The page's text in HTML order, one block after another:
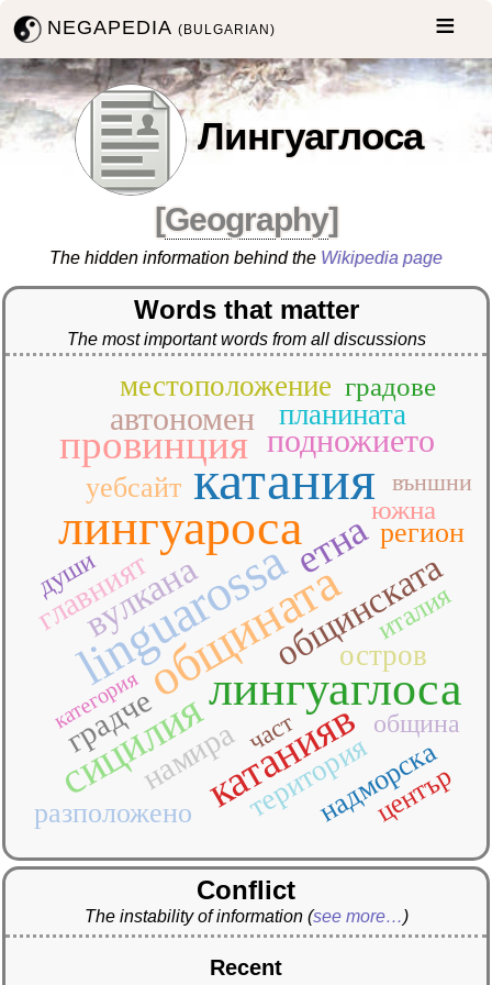
NEGAPEDIA(BULGARIAN)
Лингуаглоса
[Geography]
The hidden information behind the Wikipedia page
Words that matter
The most important words from all discussions
катания
linguarossa
лингуароса
общината
лингуаглоса
сицилиякатанияв
провинция
етна
вулкана общинската
автономен
подножието
главният
градченамира
местоположение
остров
планината
териториянадморска
разположено
регион
уебсайт
градове
италия
център
южна
души
община
част
външни
категория
Conflict
The instability of information (see more…)
Recent